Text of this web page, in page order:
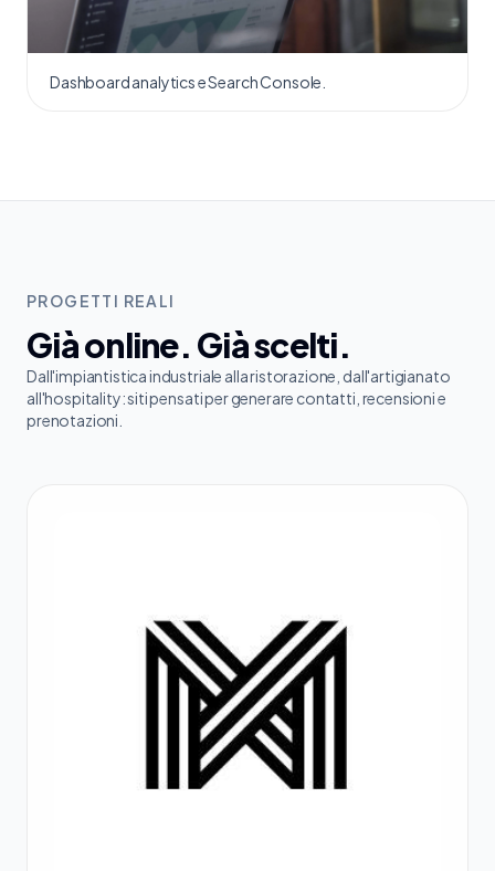
Dashboard analytics e Search Console.
PROGETTI REALI
Già online. Già scelti.
Dall'impiantistica industriale alla ristorazione, dall'artigianato
all'hospitality: siti pensati per generare contatti, recensioni e
prenotazioni.